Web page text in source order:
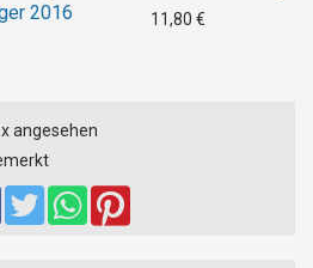
2016
11,80 €
angesehen